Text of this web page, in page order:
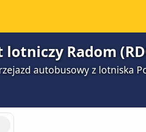
Radom
autobusowy z lotniska